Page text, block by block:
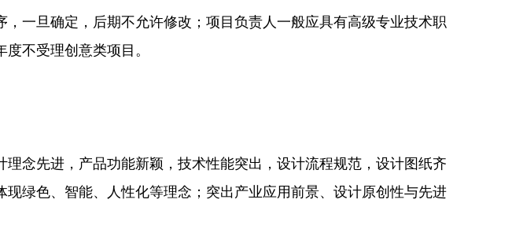
旦确定，后期不允许修改；项目负责人一般应具有高级专业技术职
不受理创意类项目。
先进，产品功能新颖，技术性能突出，设计流程规范，设计图纸齐
绿色、智能、人性化等理念；突出产业应用前景、设计原创性与先进